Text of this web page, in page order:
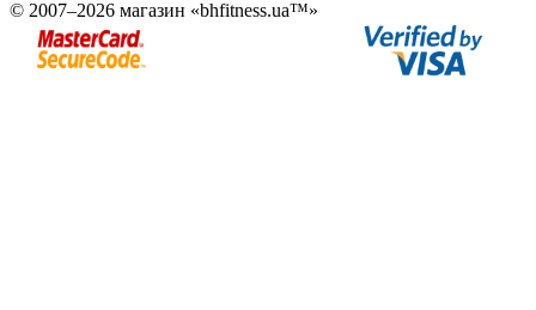
© 2007–2026 магазин «bhfitness.ua™»